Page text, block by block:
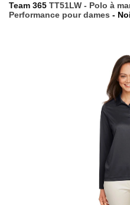
Team 365 TT51LW - Polo à
Performance pour dames -